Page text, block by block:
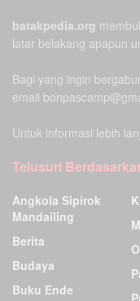
batakpedia.org
latar belakang apapun
Bagi yang ingin
email
Untuk informasi lebih
Telusuri
Angkola Sipirok
Mandailing
Berita
Budaya
Buku Ende